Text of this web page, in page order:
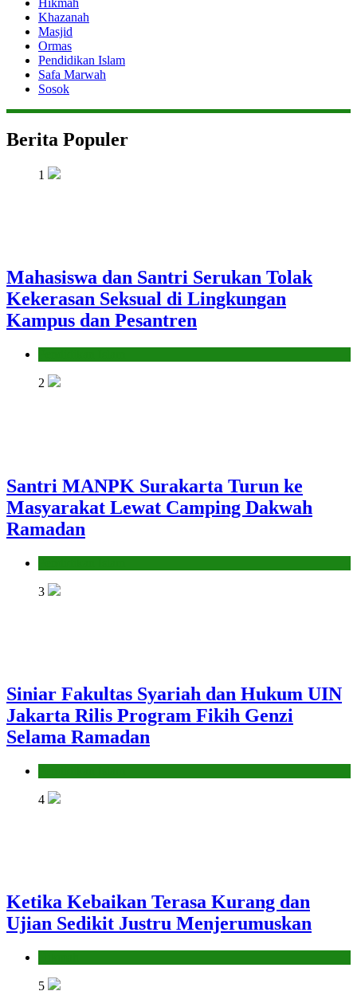
Hikmah
Khazanah
Masjid
Ormas
Pendidikan Islam
Safa Marwah
Sosok
Berita Populer
1
Mahasiswa dan Santri Serukan Tolak
Kekerasan Seksual di Lingkungan
Kampus dan Pesantren
2
Santri MANPK Surakarta Turun ke
Masyarakat Lewat Camping Dakwah
Ramadan
3
Siniar Fakultas Syariah dan Hukum UIN
Jakarta Rilis Program Fikih Genzi
Selama Ramadan
4
Ketika Kebaikan Terasa Kurang dan
Ujian Sedikit Justru Menjerumuskan
5